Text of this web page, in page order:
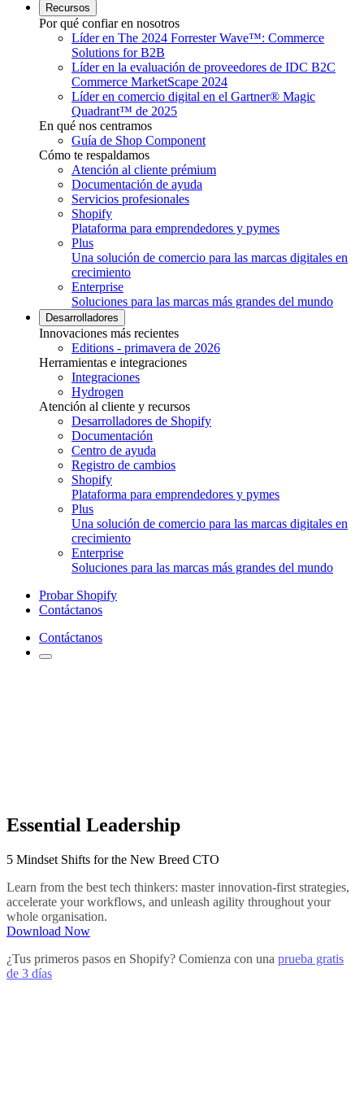
Recursos
Por qué confiar en nosotros
Líder en The 2024 Forrester Wave™: Commerce
Solutions for B2B
Líder en la evaluación de proveedores de IDC B2C
Commerce MarketScape 2024
Líder en comercio digital en el Gartner® Magic
Quadrant™ de 2025
En qué nos centramos
Guía de Shop Component
Cómo te respaldamos
Atención al cliente prémium
Documentación de ayuda
Servicios profesionales
Shopify
Plataforma para emprendedores y pymes
Plus
Una solución de comercio para las marcas digitales en
crecimiento
Enterprise
Soluciones para las marcas más grandes del mundo
Desarrolladores
Innovaciones más recientes
Editions - primavera de 2026
Herramientas e integraciones
Integraciones
Hydrogen
Atención al cliente y recursos
Desarrolladores de Shopify
Documentación
Centro de ayuda
Registro de cambios
Shopify
Plataforma para emprendedores y pymes
Plus
Una solución de comercio para las marcas digitales en
crecimiento
Enterprise
Soluciones para las marcas más grandes del mundo
Probar Shopify
Contáctanos
Contáctanos
Essential Leadership
5 Mindset Shifts for the New Breed CTO
Learn from the best tech thinkers: master innovation-first strategies,
accelerate your workflows, and unleash agility throughout your
whole organisation.
Download Now
¿Tus primeros pasos en Shopify? Comienza con una prueba gratis
de 3 días